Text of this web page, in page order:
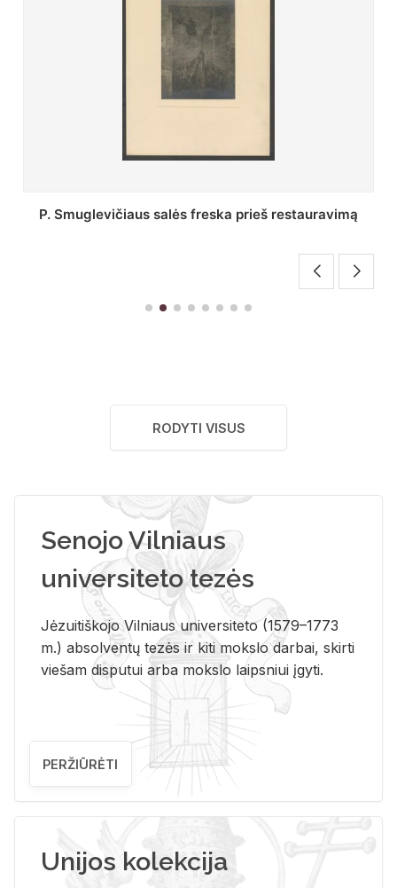
Stepono Batoro universiteto bibliotekos Profesorių
RODYTI VISUS
Senojo Vilniaus
universiteto tezės
Jėzuitiškojo Vilniaus universiteto (1579–1773
m.) absolventų tezės ir kiti mokslo darbai, skirti
viešam disputui arba mokslo laipsniui įgyti.
PERŽIŪRĖTI
Unijos kolekcija